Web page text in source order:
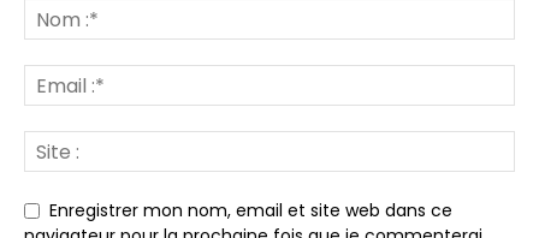
Enregistrer mon nom, email et site web dans ce